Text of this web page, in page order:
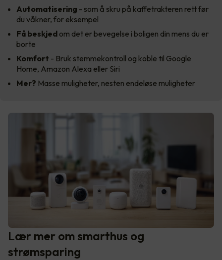
Automatisering - som å skru på kaffetrakteren rett før
du våkner, for eksempel
Få beskjed om det er bevegelse i boligen din mens du er
borte
Komfort - Bruk stemmekontroll og koble til Google
Home, Amazon Alexa eller Siri
Mer? Masse muligheter, nesten endeløse muligheter
Lær mer om smarthus og
strømsparing